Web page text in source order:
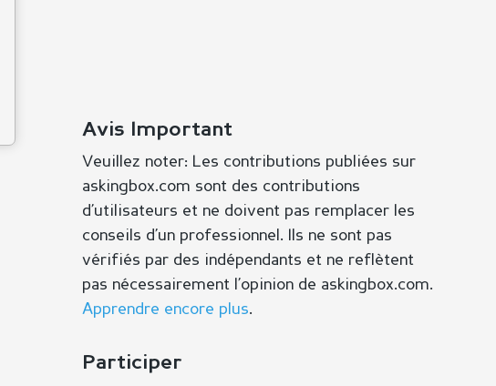
Avis Important
Veuillez noter: Les contributions publiées sur
askingbox.com sont des contributions
d’utilisateurs et ne doivent pas remplacer les
conseils d’un professionnel. Ils ne sont pas
vérifiés par des indépendants et ne reflètent
pas nécessairement l’opinion de askingbox.com.
Apprendre encore plus.
Participer